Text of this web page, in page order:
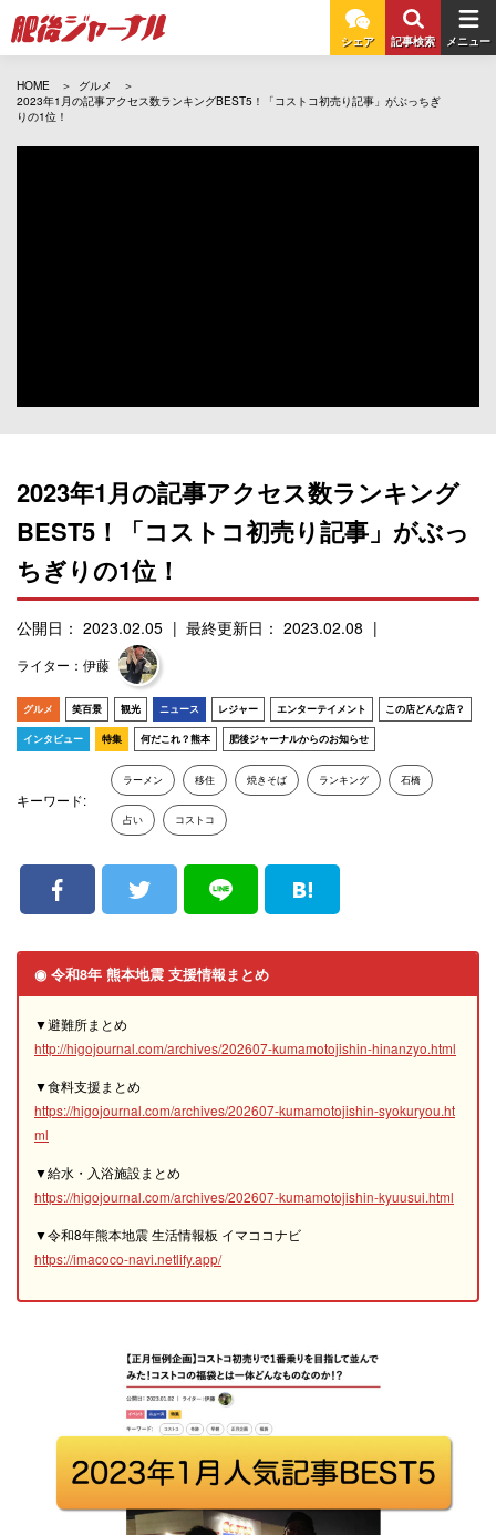
シェア 記事検索 メニュー
HOME
グルメ
2023年1月の記事アクセス数ランキングBEST5！「コストコ初売り記事」がぶっちぎ
りの1位！
2023年1月の記事アクセス数ランキング
BEST5！「コストコ初売り記事」がぶっ
ちぎりの1位！
公開日： 2023.02.05 最終更新日： 2023.02.08
ライター：伊藤
グルメ 笑百景 観光 ニュース レジャー エンターテイメント この店どんな店？
インタビュー 特集 何だこれ？熊本 肥後ジャーナルからのお知らせ
キーワード:
ラーメン 移住 焼きそば ランキング 石橋
占い コストコ
◉ 令和8年 熊本地震 支援情報まとめ
▼避難所まとめ
http://higojournal.com/archives/202607-kumamotojishin-hinanzyo.html
▼食料支援まとめ
https://higojournal.com/archives/202607-kumamotojishin-syokuryou.ht
ml
▼給水・入浴施設まとめ
https://higojournal.com/archives/202607-kumamotojishin-kyuusui.html
▼令和8年熊本地震 生活情報板 イマココナビ
https://imacoco-navi.netlify.app/